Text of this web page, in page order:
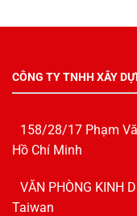
CÔNG TY TNHH XÂY
158/28/17 Phạm
Hồ Chí Minh
VĂN PHÒNG KINH
Taiwan